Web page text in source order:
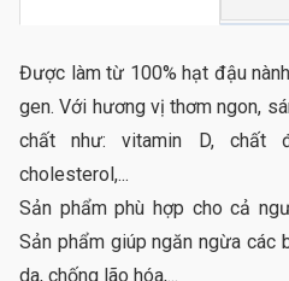
Được làm từ 100% hạt đậu
gen. Với hương vị thơm ngon,
chất như: vitamin D, chất
cholesterol,...
Sản phẩm phù hợp cho cả
Sản phẩm giúp ngăn ngừa các
da, chống lão hóa,...